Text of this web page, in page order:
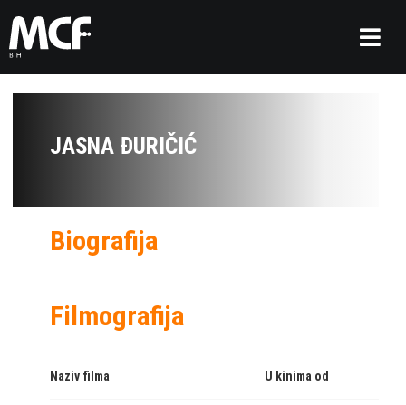
JASNA ĐURIČIĆ
Biografija
Filmografija
Naziv filma U kinima od